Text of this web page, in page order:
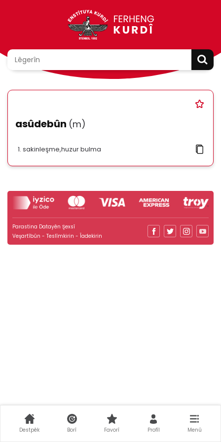
asûdebûn (m)
sakinleşme,huzur bulma
Parastina Datayên Şexsî
Veşartîbûn - Teslîmkirin - Îadekirin
Destpêk Borî Favorî Profîl Menû